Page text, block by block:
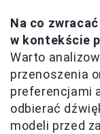
Na co
w kontekście
Warto
przenoszenia
preferencjami
odbierać
modeli przed